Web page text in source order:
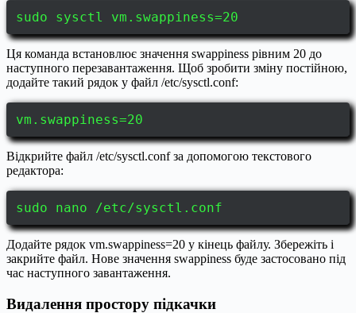
sudo sysctl vm.swappiness=20
Ця команда встановлює значення swappiness рівним 20 до
наступного перезавантаження. Щоб зробити зміну постійною,
додайте такий рядок у файл /etc/sysctl.conf:
vm.swappiness=20
Відкрийте файл /etc/sysctl.conf за допомогою текстового
редактора:
sudo nano /etc/sysctl.conf
Додайте рядок vm.swappiness=20 у кінець файлу. Збережіть і
закрийте файл. Нове значення swappiness буде застосовано під
час наступного завантаження.
Видалення простору підкачки